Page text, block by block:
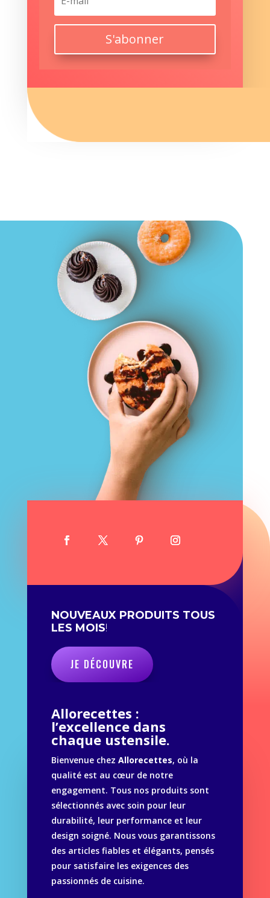
S'abonner
NOUVEAUX PRODUITS TOUS
LES MOIS!
JE DÉCOUVRE
Allorecettes :
l’excellence dans
chaque ustensile.
Bienvenue chez Allorecettes, où la
qualité est au cœur de notre
engagement. Tous nos produits sont
sélectionnés avec soin pour leur
durabilité, leur performance et leur
design soigné. Nous vous garantissons
des articles fiables et élégants, pensés
pour satisfaire les exigences des
passionnés de cuisine.